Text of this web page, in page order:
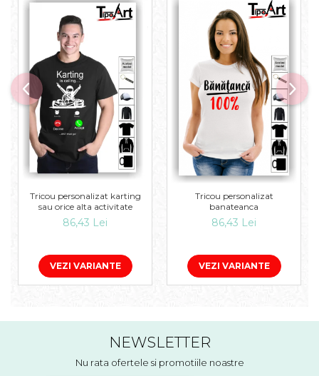
Tricou personalizat karting
sau orice alta activitate
86,43 Lei
VEZI VARIANTE
Tricou personalizat
banateanca
86,43 Lei
VEZI VARIANTE
NEWSLETTER
Nu rata ofertele si promotiile noastre